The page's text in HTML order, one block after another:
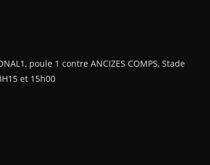
poule 1 contre ANCIZES COMPS, Stade
et 15h00